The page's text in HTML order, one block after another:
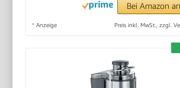
Bei Amazon
* Anzeige Preis inkl. MwSt., zzgl.